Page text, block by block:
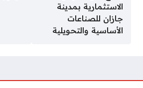
الاستثمارية بمدينة
جازان للصناعات
الأساسية والتحويلية